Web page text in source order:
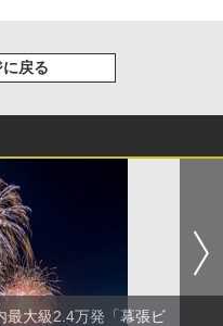
に戻る
最大級2.4万発「幕張ビ